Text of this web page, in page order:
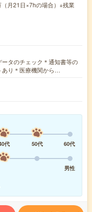
月21日×7hの場合）+残業
タのチェック＊通知書等の
あり＊医療機関から…
代 50代
60代
男性